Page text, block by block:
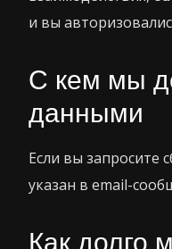
и вы
С кем мы
данными
Если вы запросите
указан в email-